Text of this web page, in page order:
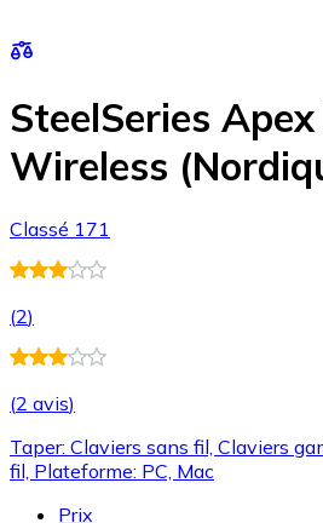
SteelSeries
Wireless
Classé 171
(2)
(2 avis)
Taper: Claviers sans fil, Claviers
fil, Plateforme: PC, Mac
Prix